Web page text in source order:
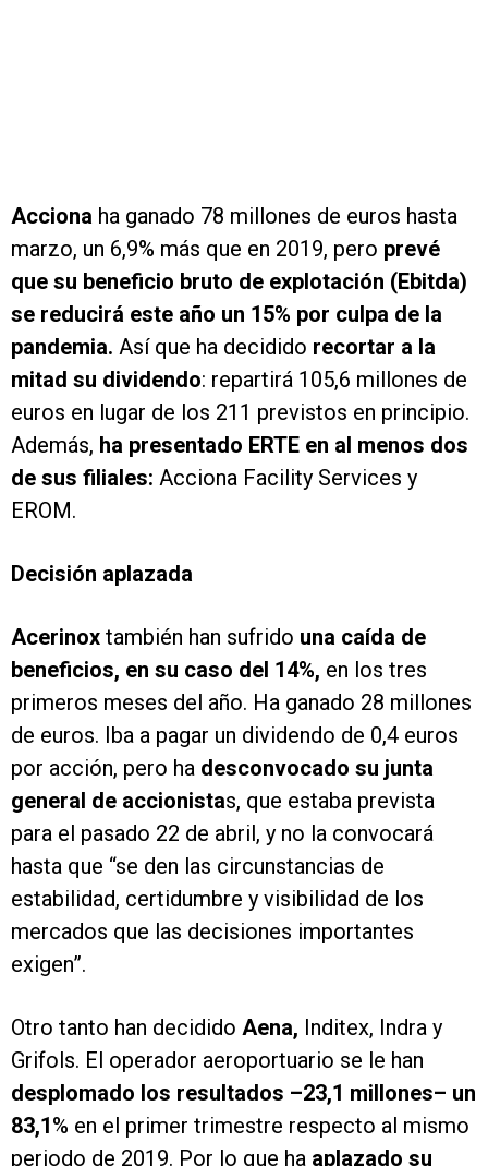
Acciona ha ganado 78 millones de euros hasta
marzo, un 6,9% más que en 2019, pero prevé
que su beneficio bruto de explotación (Ebitda)
se reducirá este año un 15% por culpa de la
pandemia. Así que ha decidido recortar a la
mitad su dividendo: repartirá 105,6 millones de
euros en lugar de los 211 previstos en principio.
Además, ha presentado ERTE en al menos dos
de sus filiales: Acciona Facility Services y
EROM.
Decisión aplazada
Acerinox también han sufrido una caída de
beneficios, en su caso del 14%, en los tres
primeros meses del año. Ha ganado 28 millones
de euros. Iba a pagar un dividendo de 0,4 euros
por acción, pero ha desconvocado su junta
general de accionistas, que estaba prevista
para el pasado 22 de abril, y no la convocará
hasta que “se den las circunstancias de
estabilidad, certidumbre y visibilidad de los
mercados que las decisiones importantes
exigen”.
Otro tanto han decidido Aena, Inditex, Indra y
Grifols. El operador aeroportuario se le han
desplomado los resultados –23,1 millones– un
83,1% en el primer trimestre respecto al mismo
periodo de 2019. Por lo que ha aplazado su